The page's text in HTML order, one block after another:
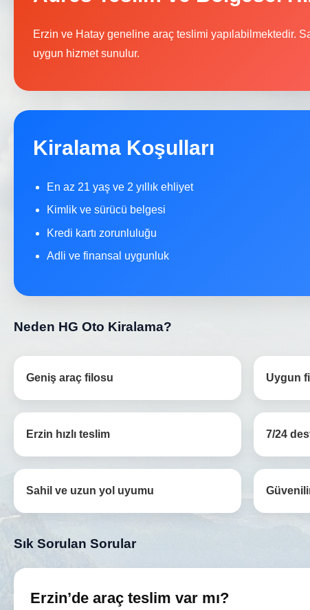
Erzin ve Hatay geneline araç teslimi yapılabilmektedir.
uygun hizmet sunulur.
Kiralama Koşulları
En az 21 yaş ve 2 yıllık ehliyet
Kimlik ve sürücü belgesi
Kredi kartı zorunluluğu
Adli ve finansal uygunluk
Neden HG Oto Kiralama?
Geniş araç filosu Uygun
Erzin hızlı teslim 7/24
Sahil ve uzun yol uyumu
Sık Sorulan Sorular
Erzin’de araç teslim var mı?